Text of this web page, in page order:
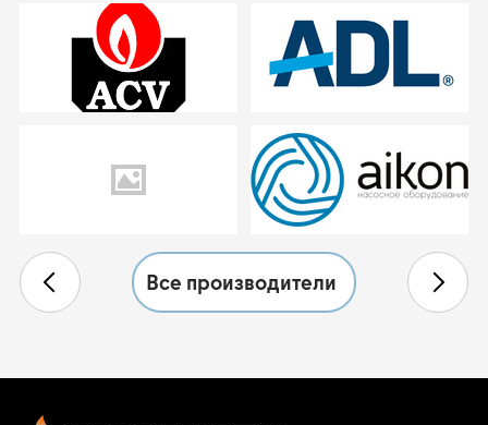
Все производители